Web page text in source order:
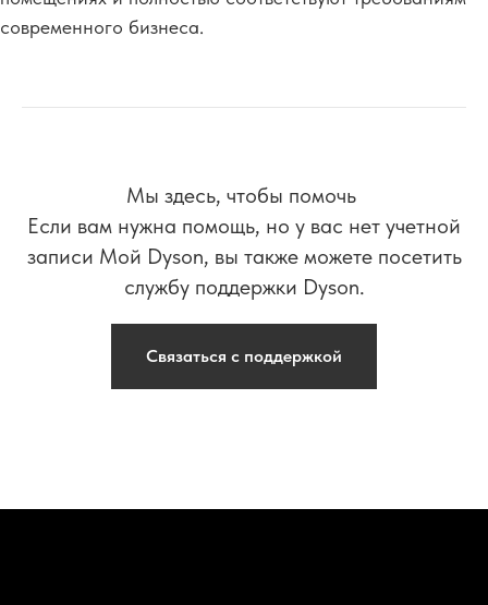
современного бизнеса.
Мы здесь, чтобы помочь
Если вам нужна помощь, но у вас нет учетной
записи Мой Dyson, вы также можете посетить
службу поддержки Dyson.
Связаться с поддержкой